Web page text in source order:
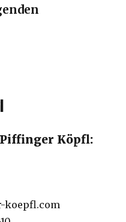
Köpfl:
koepfl.com